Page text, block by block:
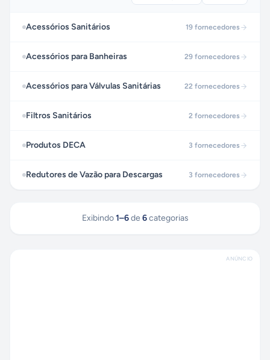
Acessórios Sanitários 19 fornecedores
Acessórios para Banheiras 29 fornecedores
Acessórios para Válvulas Sanitárias 22 fornecedores
Filtros Sanitários 2 fornecedores
Produtos DECA 3 fornecedores
Redutores de Vazão para Descargas 3 fornecedores
Exibindo 1–6 de 6 categorias
ANÚNCIO